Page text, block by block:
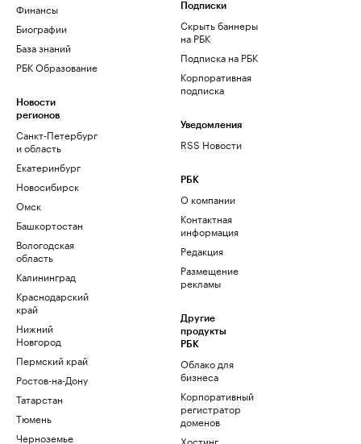
Финансы
Биографии
База знаний
РБК Образование
Новости
регионов
Санкт-Петербург
и область
Екатеринбург
Новосибирск
Омск
Башкортостан
Вологодская
область
Калининград
Краснодарский
край
Нижний
Новгород
Пермский край
Ростов-на-Дону
Татарстан
Тюмень
Черноземье
Подписки
Скрыть баннеры
на РБК
Подписка на РБК
Корпоративная
подписка
Уведомления
RSS Новости
РБК
О компании
Контактная
информация
Редакция
Размещение
рекламы
Другие
продукты
РБК
Облако для
бизнеса
Корпоративный
регистратор
доменов
Хостинг